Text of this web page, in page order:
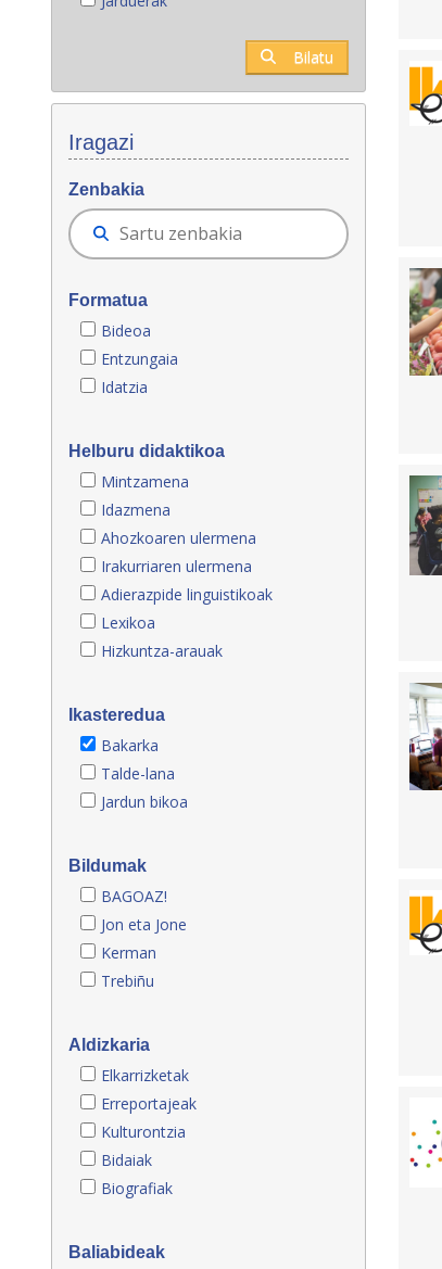
Bilatu
Iragazi
Zenbakia
Formatua
Bideoa
Entzungaia
Idatzia
Helburu didaktikoa
Mintzamena
Idazmena
Ahozkoaren ulermena
Irakurriaren ulermena
Adierazpide linguistikoak
Lexikoa
Hizkuntza-arauak
Ikasteredua
Bakarka
Talde-lana
Jardun bikoa
Bildumak
BAGOAZ!
Jon eta Jone
Kerman
Trebiñu
Aldizkaria
Elkarrizketak
Erreportajeak
Kulturontzia
Bidaiak
Biografiak
Baliabideak